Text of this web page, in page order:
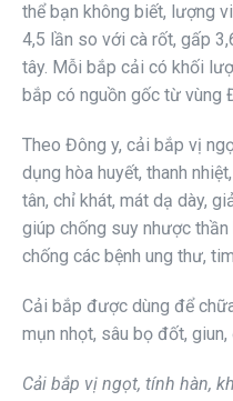
thể bạn không biết, lượng
4,5 lần so với cà rốt, gấp
tây. Mỗi bắp cải có khối
bắp có nguồn gốc từ vùng
Theo Đông y, cải bắp vị
dụng hòa huyết, thanh
tân, chỉ khát, mát dạ dày,
giúp chống suy nhược
chống các bệnh ung thư,
Cải bắp được dùng để
mụn nhọt, sâu bọ đốt,
Cải bắp vị ngọt, tính hàn,